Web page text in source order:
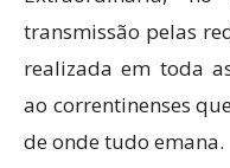
transmissão pelas
realizada em toda
ao correntinenses
de onde tudo emana.